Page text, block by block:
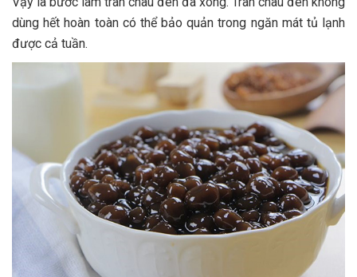
dùng hết hoàn toàn có thể bảo quản trong ngăn mát tủ lạnh
được cả tuần.